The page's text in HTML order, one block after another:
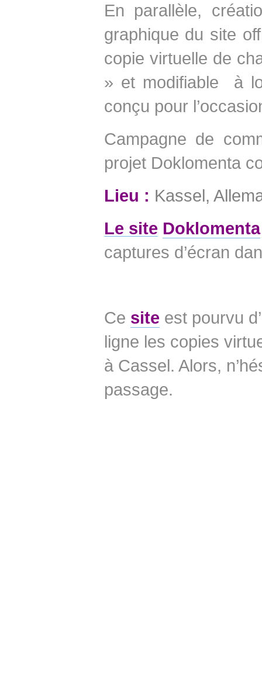
En parallèle,
graphique du site
copie virtuelle de
» et modifiable à
conçu pour
Campagne de
projet Doklomenta
Lieu : Kassel,
Le site Doklomenta
captures d’écran
Ce site est pourvu
ligne les copies
à Cassel. Alors,
passage.